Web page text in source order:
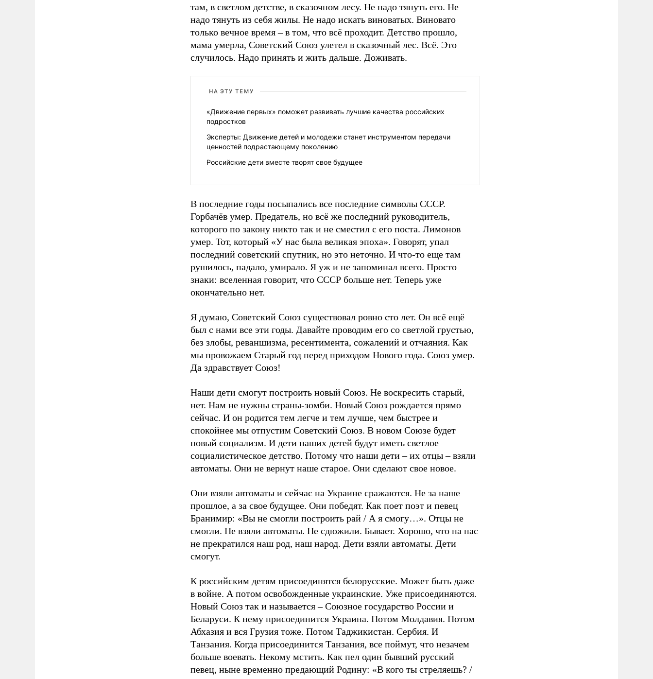
там, в светлом детстве, в сказочном лесу. Не надо тянуть его. Не
надо тянуть из себя жилы. Не надо искать виноватых. Виновато
только вечное время – в том, что всё проходит. Детство прошло,
мама умерла, Советский Союз улетел в сказочный лес. Всё. Это
случилось. Надо принять и жить дальше. Доживать.
НА ЭТУ ТЕМУ
«Движение первых» поможет развивать лучшие качества российских
подростков
Эксперты: Движение детей и молодежи станет инструментом передачи
ценностей подрастающему поколению
Российские дети вместе творят свое будущее
В последние годы посыпались все последние символы СССР.
Горбачёв умер. Предатель, но всё же последний руководитель,
которого по закону никто так и не сместил с его поста. Лимонов
умер. Тот, который «У нас была великая эпоха». Говорят, упал
последний советский спутник, но это неточно. И что-то еще там
рушилось, падало, умирало. Я уж и не запоминал всего. Просто
знаки: вселенная говорит, что СССР больше нет. Теперь уже
окончательно нет.
Я думаю, Советский Союз существовал ровно сто лет. Он всё ещё
был с нами все эти годы. Давайте проводим его со светлой грустью,
без злобы, реваншизма, ресентимента, сожалений и отчаяния. Как
мы провожаем Старый год перед приходом Нового года. Союз умер.
Да здравствует Союз!
Наши дети смогут построить новый Союз. Не воскресить старый,
нет. Нам не нужны страны-зомби. Новый Союз рождается прямо
сейчас. И он родится тем легче и тем лучше, чем быстрее и
спокойнее мы отпустим Советский Союз. В новом Союзе будет
новый социализм. И дети наших детей будут иметь светлое
социалистическое детство. Потому что наши дети – их отцы – взяли
автоматы. Они не вернут наше старое. Они сделают свое новое.
Они взяли автоматы и сейчас на Украине сражаются. Не за наше
прошлое, а за свое будущее. Они победят. Как поет поэт и певец
Бранимир: «Вы не смогли построить рай / А я смогу…». Отцы не
смогли. Не взяли автоматы. Не сдюжили. Бывает. Хорошо, что на нас
не прекратился наш род, наш народ. Дети взяли автоматы. Дети
смогут.
К российским детям присоединятся белорусские. Может быть даже
в войне. А потом освобожденные украинские. Уже присоединяются.
Новый Союз так и называется – Союзное государство России и
Беларуси. К нему присоединится Украина. Потом Молдавия. Потом
Абхазия и вся Грузия тоже. Потом Таджикистан. Сербия. И
Танзания. Когда присоединится Танзания, все поймут, что незачем
больше воевать. Некому мстить. Как пел один бывший русский
певец, ныне временно предающий Родину: «В кого ты стреляешь? /